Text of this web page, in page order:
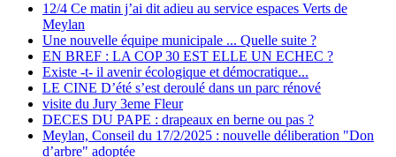
12/4 Ce matin j’ai dit adieu au service espaces Verts de
Meylan
Une nouvelle équipe municipale ... Quelle suite ?
EN BREF : LA COP 30 EST ELLE UN ECHEC ?
Existe -t- il avenir écologique et démocratique...
LE CINE D’été s’est deroulé dans un parc rénové
visite du Jury 3eme Fleur
DECES DU PAPE : drapeaux en berne ou pas ?
Meylan, Conseil du 17/2/2025 : nouvelle déliberation "Don
d’arbre" adoptée